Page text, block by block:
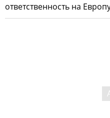
ответственность на